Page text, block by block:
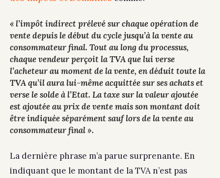
« l’impôt indirect prélevé sur chaque opération de
vente depuis le début du cycle jusqu’à la vente au
consommateur final. Tout au long du processus,
chaque vendeur perçoit la TVA que lui verse
l’acheteur au moment de la vente, en déduit toute la
TVA qu’il aura lui-même acquittée sur ses achats et
verse le solde à l’Etat. La taxe sur la valeur ajoutée
est ajoutée au prix de vente mais son montant doit
être indiquée séparément sauf lors de la vente au
consommateur final».
La dernière phrase m’a parue surprenante. En
indiquant que le montant de la TVA n’est pas